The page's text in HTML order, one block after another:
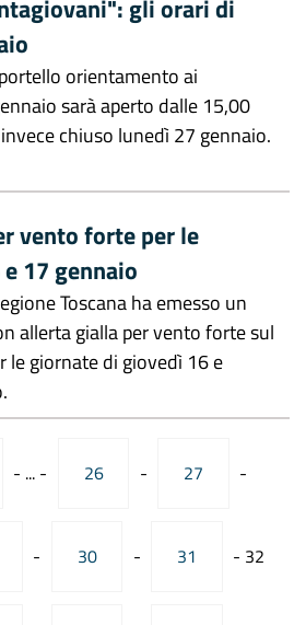
gli orari di
orientamento ai
sarà aperto dalle 15,00
chiuso lunedì 27 gennaio.
vento forte per le
17 gennaio
Toscana ha emesso un
allerta gialla per vento forte sul
giornate di giovedì 16 e
- ... - 26 - 27 -
- 30 - 31 - 32